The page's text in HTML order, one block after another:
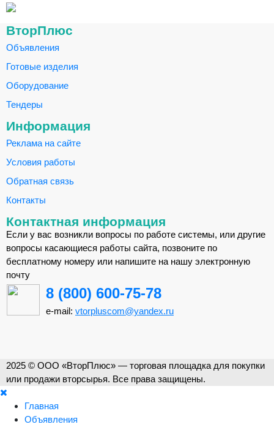
ВторПлюс
Объявления
Готовые изделия
Оборудование
Тендеры
Информация
Реклама на сайте
Условия работы
Обратная связь
Контакты
Контактная информация
Если у вас возникли вопросы по работе системы, или другие
вопросы касающиеся работы сайта, позвоните по
бесплатному номеру или напишите на нашу электронную
почту
8 (800) 600-75-78
e-mail: vtorpluscom@yandex.ru
2025 © ООО «ВторПлюс» — торговая площадка для покупки
или продажи вторсырья. Все права защищены.
Главная
Объявления